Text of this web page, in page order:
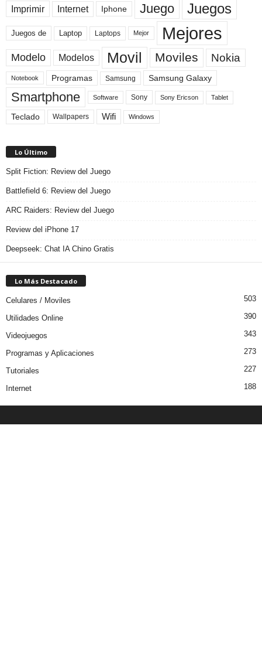
Imprimir Internet Iphone Juego Juegos
Juegos de Laptop Laptops Mejor Mejores
Modelo Modelos Movil Moviles Nokia
Notebook Programas Samsung Samsung Galaxy
Smartphone Software Sony Sony Ericson Tablet
Teclado Wallpapers Wifi Windows
Lo Último
Split Fiction: Review del Juego
Battlefield 6: Review del Juego
ARC Raiders: Review del Juego
Review del iPhone 17
Deepseek: Chat IA Chino Gratis
Lo Más Destacado
Celulares / Moviles 503
Utilidades Online 390
Videojuegos 343
Programas y Aplicaciones 273
Tutoriales 227
Internet 188